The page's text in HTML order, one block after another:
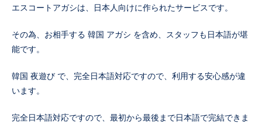
エスコートアガシは、日本人向けに作られたサービスです。
その為、お相手する 韓国 アガシ を含め、スタッフも日本語が堪
能です。
韓国 夜遊び で、完全日本語対応ですので、利用する安心感が違
います。
完全日本語対応ですので、最初から最後まで日本語で完結できま